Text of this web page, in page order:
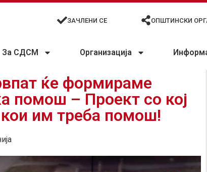
ЗАЧЛЕНИ СЕ ОПШТИНСКИ
За СДСМ Организација
ќе формираме
помош – Проект со кој
им треба помош!